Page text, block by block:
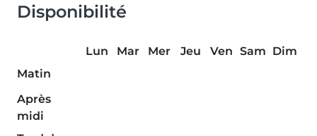
Disponibilité
Lun Mar Mer Jeu Ven Sam Dim
Matin
Après
midi